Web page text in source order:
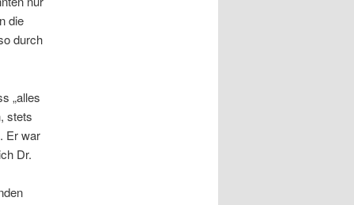
die
durch
„alles
stets
Er war
Dr.